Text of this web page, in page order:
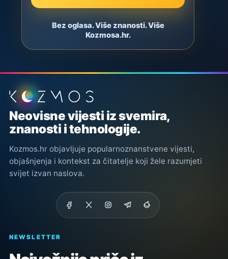
Bez oglasa. Više znanosti. Više
Kozmosa.hr.
Podnožje stranice
Neovisne vijesti iz svemira,
znanosti i tehnologije.
Kozmos.hr objavljuje popularnoznanstvene vijesti,
objašnjenja i kontekst za čitatelje koji žele razumjeti
svijet izvan naslova.
NEWSLETTER